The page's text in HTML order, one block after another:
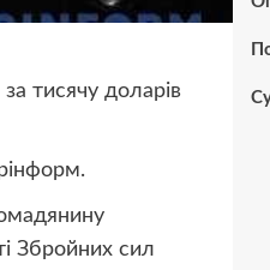
тисячу доларів
Збройних сил